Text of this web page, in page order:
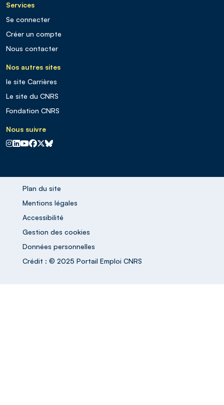
Services
Se connecter
Créer un compte
Nous contacter
Nos autres sites
le site Carrières
Le site du CNRS
Fondation CNRS
Nous suivre
CNRS sur Instagram
CNRS sur Linkedin
CNRS sur Youtube
CNRS sur Facebook
CNRS sur X
CNRS sur Blus sky
Plan du site
Mentions légales
Accessibilité
Gestion des cookies
Données personnelles
Crédit : © 2025 Portail Emploi CNRS